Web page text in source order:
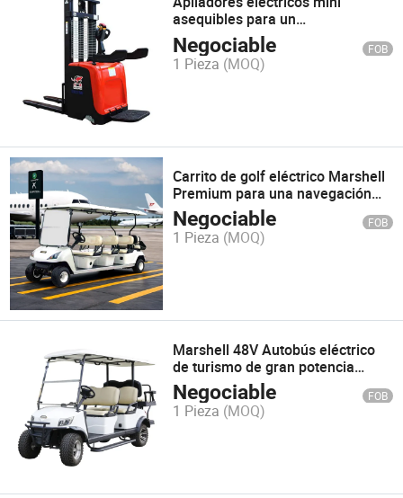
asequibles para un
almacenamiento eficiente
Negociable FOB
1 Pieza (MOQ)
Carrito de golf eléctrico Marshell
Premium para una navegación
fluida en el campo
Negociable FOB
1 Pieza (MOQ)
Marshell 48V Autobús eléctrico
de turismo de gran potencia
Sightseeing Carrito de golf (DH-
M4+2)
Negociable FOB
1 Pieza (MOQ)